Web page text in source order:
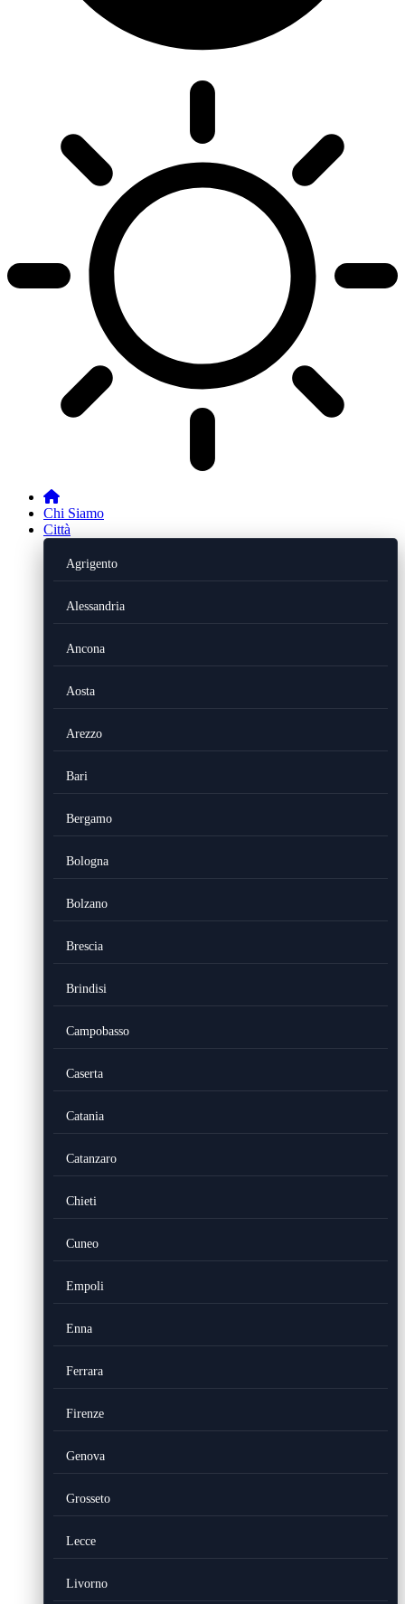
Chi Siamo
Città
Agrigento
Alessandria
Ancona
Aosta
Arezzo
Bari
Bergamo
Bologna
Bolzano
Brescia
Brindisi
Campobasso
Caserta
Catania
Catanzaro
Chieti
Cuneo
Empoli
Enna
Ferrara
Firenze
Genova
Grosseto
Lecce
Livorno